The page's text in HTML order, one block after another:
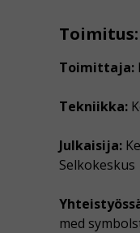
Toimitus:
Toimittaja:
Tekniikka:
Julkaisija:
Selkokeskus
med